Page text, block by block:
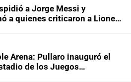
de prisión por asaltar y
en Monte Vera
a Jorge Messi y
a quienes criticaron a Lionel
Arena: Pullaro inauguró el
de los Juegos